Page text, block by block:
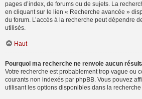
pages d’index, de forums ou de sujets. La
en cliquant sur le lien « Recherche avancée »
du forum. L’accès à la recherche peut dépendre
utilisés.
Haut
Pourquoi ma recherche ne renvoie aucun
Votre recherche est probablement trop vague ou
courants non indexés par phpBB. Vous pouvez
utilisant les options disponibles dans la